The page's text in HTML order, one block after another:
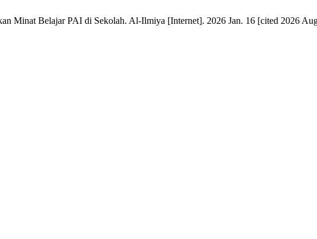
Minat Belajar PAI di Sekolah. Al-Ilmiya [Internet]. 2026 Jan. 16 [cited 2026